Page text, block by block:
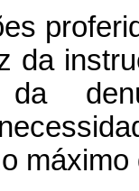
da
da